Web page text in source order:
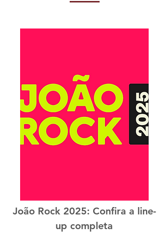
João Rock 2025: Confira a line-
up completa